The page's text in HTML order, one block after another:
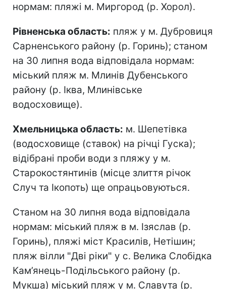
нормам: пляжі м. Миргород (р. Хорол).
Рівненська область: пляж у м. Дубровиця
Сарненського району (р. Горинь); станом
на 30 липня вода відповідала нормам:
міський пляж м. Млинів Дубенського
району (р. Іква, Млинівське
водосховище).
Хмельницька область: м. Шепетівка
(водосховище (ставок) на річці Гуска);
відібрані проби води з пляжу у м.
Старокостянтинів (місце злиття річок
Случ та Ікопоть) ще опрацьовуються.
Станом на 30 липня вода відповідала
нормам: міський пляж в м. Ізяслав (р.
Горинь), пляжі міст Красилів, Нетішин;
пляж вілли "Дві ріки" у с. Велика Слобідка
Кам’янець-Подільського району (р.
Мукша) міський пляж у м. Славута (р.